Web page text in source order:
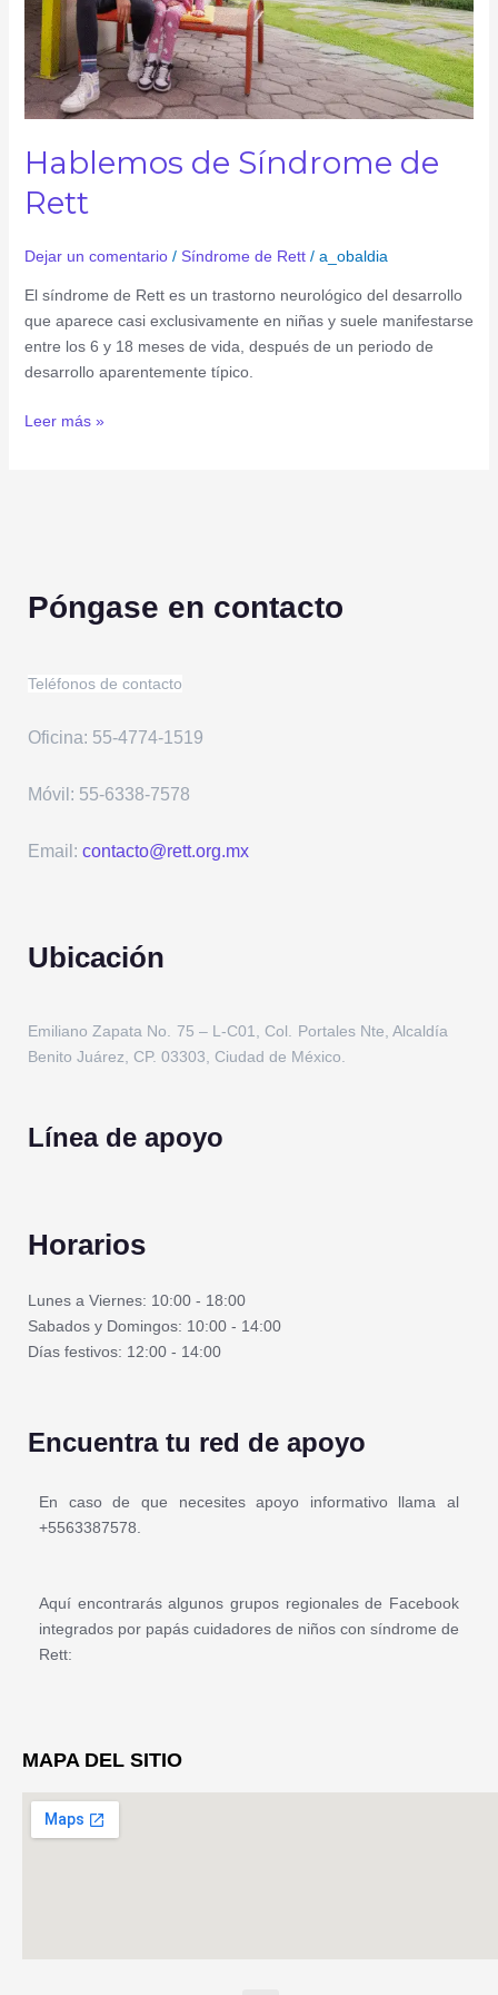
Hablemos de Síndrome de
Rett
Dejar un comentario / Síndrome de Rett/ a_obaldia
El síndrome de Rett es un trastorno neurológico del desarrollo
que aparece casi exclusivamente en niñas y suele manifestarse
entre los 6 y 18 meses de vida, después de un periodo de
desarrollo aparentemente típico.
Leer más »
Póngase en contacto
Teléfonos de contacto
Oficina: 55-4774-1519
Móvil: 55-6338-7578
Email: contacto@rett.org.mx
Ubicación
Emiliano Zapata No. 75 – L-C01, Col. Portales Nte, Alcaldía
Benito Juárez, CP. 03303, Ciudad de México.
Línea de apoyo
Horarios
Lunes a Viernes: 10:00 - 18:00
Sabados y Domingos: 10:00 - 14:00
Días festivos: 12:00 - 14:00
Encuentra tu red de apoyo
En caso de que necesites apoyo informativo llama al
+5563387578.
Aquí encontrarás algunos grupos regionales de Facebook
integrados por papás cuidadores de niños con síndrome de
Rett:
MAPA DEL SITIO